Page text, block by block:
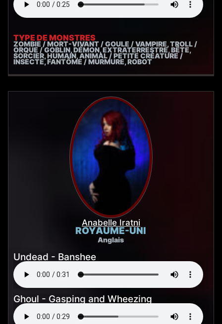
TYPE DE MONSTRES
ZOMBIE / MORT-VIVANT / GOULE / VAMPIRE, TROLL /
ORQUE / GOBLIN, DÉMON, EXTRATERRESTRE, BÊTE,
SORCIER, HUMAIN, ANIMAL / PETITE CRÉATURE /
INSECTE, FANTÔME / MURMURE, ROBOT
Anabelle Iratni
ROYAUME-UNI
Anglais
Undead - Banshee
Ghoul - Gasping and Wheezing